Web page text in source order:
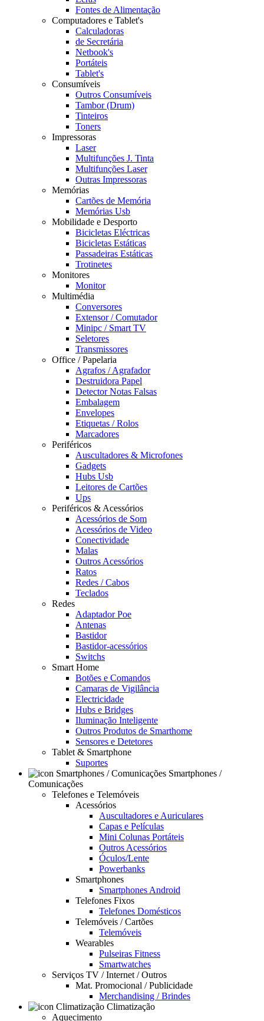
Fontes de Alimentação
Computadores e Tablet's
Calculadoras
de Secretária
Netbook's
Portáteis
Tablet's
Consumíveis
Outros Consumíveis
Tambor (Drum)
Tinteiros
Toners
Impressoras
Laser
Multifunções J. Tinta
Multifunções Laser
Outras Impressoras
Memórias
Cartões de Memória
Memórias Usb
Mobilidade e Desporto
Bicicletas Eléctricas
Bicicletas Estáticas
Passadeiras Estáticas
Trotinetes
Monitores
Monitor
Multimédia
Conversores
Extensor / Comutador
Minipc / Smart TV
Seletores
Transmissores
Office / Papelaria
Agrafos / Agrafador
Destruidora Papel
Detector Notas Falsas
Embalagem
Envelopes
Etiquetas / Rolos
Marcadores
Periféricos
Auscultadores & Microfones
Gadgets
Hubs Usb
Leitores de Cartões
Ups
Periféricos & Acessórios
Acessórios de Som
Acessórios de Video
Conectividade
Malas
Outros Acessórios
Ratos
Redes / Cabos
Teclados
Redes
Adaptador Poe
Antenas
Bastidor
Bastidor-acessórios
Switchs
Smart Home
Botões e Comandos
Camaras de Vigilância
Electricidade
Hubs e Bridges
Iluminação Inteligente
Outros Produtos de Smarthome
Sensores e Detetores
Tablet & Smartphone
Suportes
Smartphones /
Comunicações
Telefones e Telemóveis
Acessórios
Auscultadores e Auriculares
Capas e Películas
Mini Colunas Portáteis
Outros Acessórios
Óculos/Lente
Powerbanks
Smartphones
Smartphones Android
Telefones Fixos
Telefones Domésticos
Telemóveis / Cartões
Telemóveis
Wearables
Pulseiras Fitness
Smartwatches
Serviços TV / Internet / Outros
Mat. Promocional / Publicidade
Merchandising / Brindes
Climatização
Aquecimento